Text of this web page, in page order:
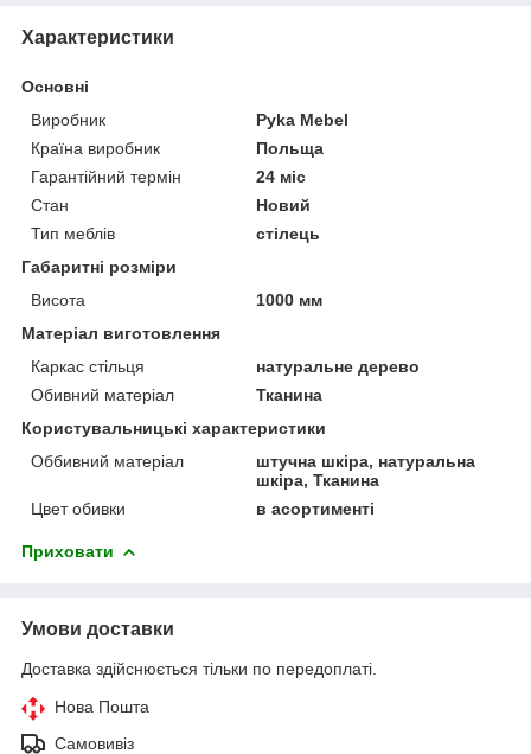
Характеристики
Основні
Виробник
Pyka Mebel
Країна виробник
Польща
Гарантійний термін
24 міс
Стан
Новий
Тип меблів
стілець
Габаритні розміри
Висота
1000 мм
Матеріал виготовлення
Каркас стільця
натуральне дерево
Обивний матеріал
Тканина
Користувальницькі характеристики
Оббивний матеріал
штучна шкіра, натуральна
шкіра, Тканина
Цвет обивки
в асортименті
Приховати
Умови доставки
Доставка здійснюється тільки по передоплаті.
Нова Пошта
Самовивіз